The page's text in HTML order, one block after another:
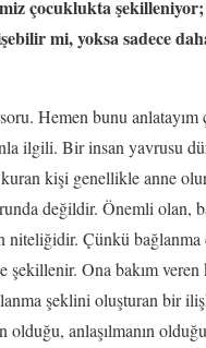
çocuklukta
mi, yoksa sadece
Hemen bunu
ilgili. Bir insan yavrusu
kişi genellikle anne
değildir. Önemli olan,
Çünkü bağlanma
şekillenir. Ona bakım
şeklini oluşturan bir
olduğu, anlaşılmanın